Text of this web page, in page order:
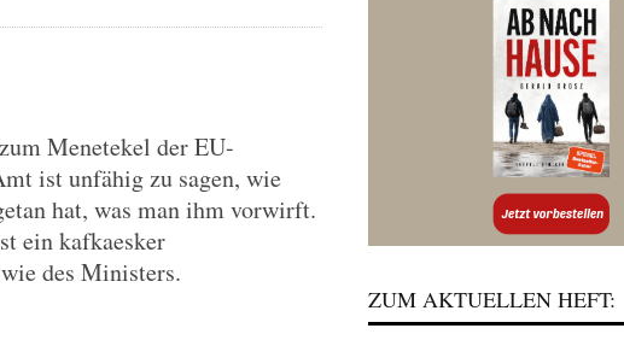
Menetekel der EU-
ist unfähig zu sagen, wie
hat, was man ihm vorwirft.
ein kafkaesker
des Ministers.
ZUM AKTUELLEN HEFT: